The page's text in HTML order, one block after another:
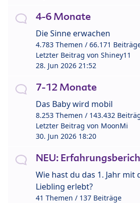
4-6 Monate
Die Sinne erwachen
4.783 Themen / 66.171
Letzter Beitrag von Shiney11
28. Jun 2026 21:52
7-12 Monate
Das Baby wird mobil
8.253 Themen / 143.432
Letzter Beitrag von MoonMi
30. Jun 2026 18:20
NEU:
Wie hast du das 1. Jahr mit
Liebling erlebt?
41 Themen / 137 Beiträge